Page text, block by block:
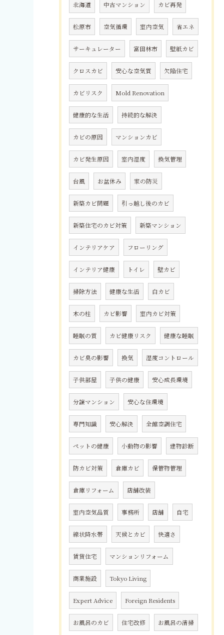
北海道 中古マンション カビ再発
松原市 空気循環 室内空気 省エネ
サーキュレーター 富田林市 壁紙カビ
クロスカビ 安心な空気質 欠陥住宅
カビリスク Mold Renovation
健康的な生活 持続的な解決
カビの原因 マンションカビ
カビ発生原因 室内湿度 換気管理
台風 お盆休み 家の防災
新築カビ問題 引っ越し後のカビ
新築住宅のカビ対策 新築マンション
インテリアケア フローリング
インテリア健康 トイレ 壁カビ
掃除方法 健康な生活 白カビ
木の柱 カビ影響 室内カビ対策
睡眠の質 カビ健康リスク 健康な睡眠
カビ臭の影響 換気 湿度コントロール
子供部屋 子供の健康 安心成長環境
分譲マンション 安心な住環境
専門知識 安心解決 全館空調住宅
ペットの健康 小動物の影響 建物診断
防カビ対策 倉庫カビ 保管物管理
倉庫リフォーム 店舗改装
室内空気品質 事務所 店舗 自宅
線状降水帯 天候とカビ 快適さ
賃貸住宅 マンションリフォーム
商業施設 Tokyo Living
Expert Advice Foreign Residents
お風呂のカビ 住宅改修 お風呂の清掃